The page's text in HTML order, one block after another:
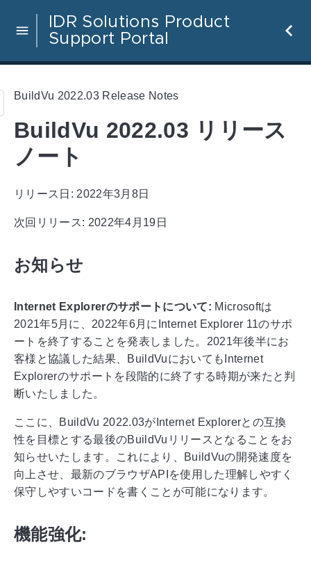
IDR Solutions Product
Support Portal
BuildVu 2022.03 Release Notes
BuildVu 2022.03 リリース
ノート
リリース日: 2022年3月8日
次回リリース: 2022年4月19日
お知らせ
Internet Explorerのサポートについて: Microsoftは
2021年5月に、2022年6月にInternet Explorer 11のサポ
ートを終了することを発表しました。2021年後半にお
客様と協議した結果、BuildVuにおいてもInternet
Explorerのサポートを段階的に終了する時期が来たと判
断いたしました。
ここに、BuildVu 2022.03がInternet Explorerとの互換
性を目標とする最後のBuildVuリリースとなることをお
知らせいたします。これにより、BuildVuの開発速度を
向上させ、最新のブラウザAPIを使用した理解しやすく
保守しやすいコードを書くことが可能になります。
機能強化: